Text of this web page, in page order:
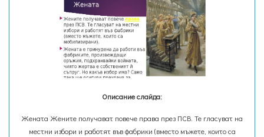
Описание слайда:
Жената Жените получават повече права през ПСВ. Те гласуват на
местни избори и работят във фабрики (вместо мъжете, които са